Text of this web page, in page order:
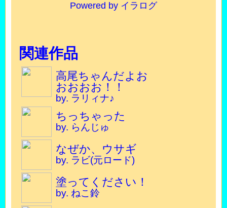
Powered by イラログ
関連作品
高尾ちゃんだよお
おおおお！！
by. ラリィナ♪
ちっちゃった
by. らんじゅ
なぜか、ウサギ
by. ラビ(元ロード)
塗ってください！
by. ねこ鈴